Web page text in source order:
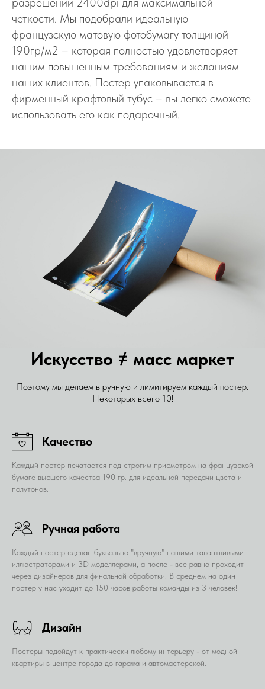
четкости. Мы подобрали идеальную
французскую матовую фотобумагу толщиной
190гр/м2 – которая полностью удовлетворяет
нашим повышенным требованиям и желаниям
наших клиентов. Постер упаковывается в
фирменный крафтовый тубус – вы легко сможете
использовать его как подарочный.
Искусство ≠ масс маркет
Поэтому мы делаем в ручную и лимитируем каждый постер.
Некоторых всего 10!
Качество
Каждый постер печатается под строгим присмотром на французской
бумаге высшего качества 190 гр. для идеальной передачи цвета и
полутонов.
Ручная работа
Каждый постер сделан буквально "вручную" нашими талантливыми
иллюстраторами и 3D моделлерами, а после - все равно проходит
через дизайнеров для финальной обработки. В среднем на один
постер у нас уходит до 150 часов работы команды из 3 человек!
Дизайн
Постеры подойдут к практически любому интерьеру - от модной
квартиры в центре города до гаража и автомастерской.